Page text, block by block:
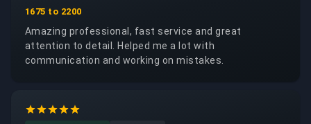
1675 to 2200
Amazing professional, fast service and great
attention to detail. Helped me a lot with
communication and working on mistakes.